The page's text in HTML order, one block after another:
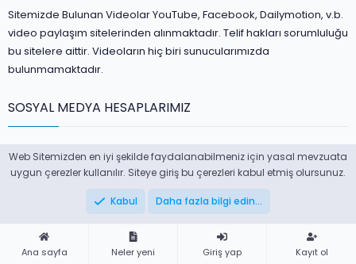
Sitemizde Bulunan Videolar YouTube, Facebook, Dailymotion, v.b.
video paylaşım sitelerinden alınmaktadır. Telif hakları sorumluluğu
bu sitelere aittir. Videoların hiç biri sunucularımızda
bulunmamaktadır.
SOSYAL MEDYA HESAPLARIMIZ
Facebook
TwitteryoutubeInstagram
Pinterest
Şartlar ve kurallar Gizlilik politikası
Community platform by XenForo © 2010-2024 XenForo Ltd.
| Forum Klas -
Web Sitemizden en iyi şekilde faydalanabilmeniz için yasal mevzuata
uygun çerezler kullanılır. Siteye giriş bu çerezleri kabul etmiş olursunuz.
Kabul Daha fazla bilgi edin…
Ana sayfa Neler yeni Giriş yap Kayıt ol